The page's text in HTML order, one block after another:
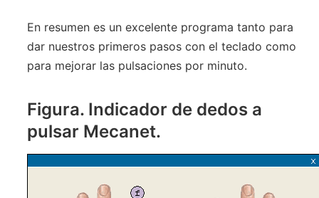
En resumen es un excelente programa tanto para
dar nuestros primeros pasos con el teclado como
para mejorar las pulsaciones por minuto.
Figura. Indicador de dedos a
pulsar Mecanet.